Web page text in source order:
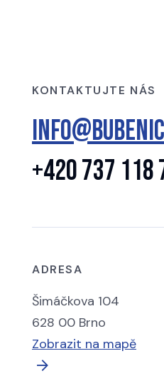
KONTAKTUJTE NÁS
+420 737 118
ADRESA
Šimáčkova 104
628 00 Brno
Zobrazit na mapě